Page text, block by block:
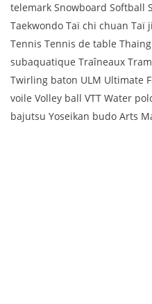
telemark Snowboard Softball
Taekwondo Taï chi chuan
Tennis Tennis de table
subaquatique Traîneaux
Twirling baton ULM Ultimate
voile Volley ball VTT Water
bajutsu Yoseikan budo Arts